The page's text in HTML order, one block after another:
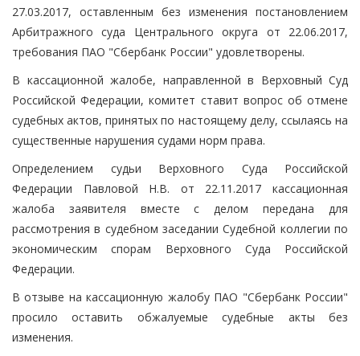
27.03.2017, оставленным без изменения постановлением
Арбитражного суда Центрального округа от 22.06.2017,
требования ПАО "Сбербанк России" удовлетворены.
В кассационной жалобе, направленной в Верховный Суд
Российской Федерации, комитет ставит вопрос об отмене
судебных актов, принятых по настоящему делу, ссылаясь на
существенные нарушения судами норм права.
Определением судьи Верховного Суда Российской
Федерации Павловой Н.В. от 22.11.2017 кассационная
жалоба заявителя вместе с делом передана для
рассмотрения в судебном заседании Судебной коллегии по
экономическим спорам Верховного Суда Российской
Федерации.
В отзыве на кассационную жалобу ПАО "Сбербанк России"
просило оставить обжалуемые судебные акты без
изменения.